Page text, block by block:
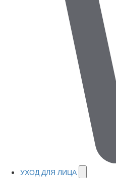
УХОД ДЛЯ ЛИЦА